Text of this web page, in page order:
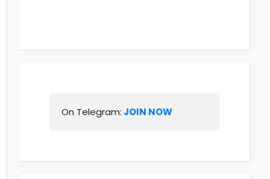
On Telegram: JOIN NOW